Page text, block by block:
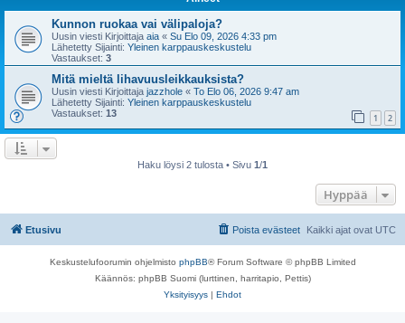
Kunnon ruokaa vai välipaloja?
Uusin viesti Kirjoittaja aia « Su Elo 09, 2026 4:33 pm
Lähetetty Sijainti: Yleinen karppauskeskustelu
Vastaukset: 3
Mitä mieltä lihavuusleikkauksista?
Uusin viesti Kirjoittaja jazzhole « To Elo 06, 2026 9:47 am
Lähetetty Sijainti: Yleinen karppauskeskustelu
Vastaukset: 13 1 2
Haku löysi 2 tulosta • Sivu 1/1
Hyppää
Etusivu Kaikki ajat ovat UTC
Poista evästeet
Keskustelufoorumin ohjelmisto phpBB® Forum Software © phpBB Limited
Käännös: phpBB Suomi (lurttinen, harritapio, Pettis)
Yksityisyys | Ehdot